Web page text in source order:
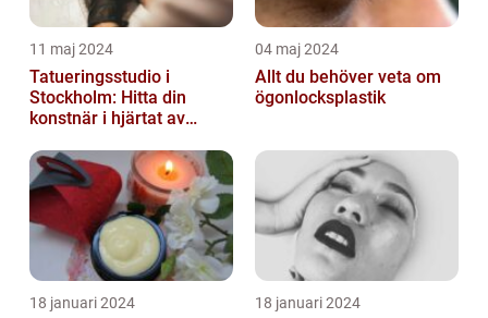
11 maj 2024
Tatueringsstudio i
Stockholm: Hitta din
konstnär i hjärtat av
04 maj 2024
Allt du behöver veta om
ögonlocksplastik
18 januari 2024 18 januari 2024